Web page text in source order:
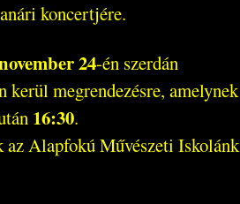
koncertjére.
24-én szerdán
kerül megrendezésre, amelynek
16:30.
az Alapfokú Művészeti Iskolánk